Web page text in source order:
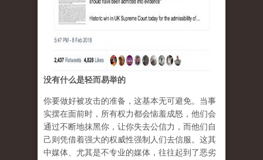
没有什么是轻而易举的
你要做好被攻击的准备，这基本无可避免。当事
实摆在面前时，所有权力都会恼羞成怒，他们会
通过不断地抹黑你，让你失去公信力，而他们自
己则凭借着强大的权威性强制人们去信服。这其
中媒体、尤其是不专业的媒体，往往起到了恶劣